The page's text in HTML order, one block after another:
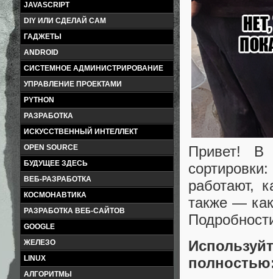
JAVASCRIPT
DIY ИЛИ СДЕЛАЙ САМ
ГАДЖЕТЫ
ANDROID
СИСТЕМНОЕ АДМИНИСТРИРОВАНИЕ
УПРАВЛЕНИЕ ПРОЕКТАМИ
PYTHON
РАЗРАБОТКА
ИСКУССТВЕННЫЙ ИНТЕЛЛЕКТ
OPEN SOURCE
БУДУЩЕЕ ЗДЕСЬ
ВЕБ-РАЗРАБОТКА
КОСМОНАВТИКА
РАЗРАБОТКА ВЕБ-САЙТОВ
GOOGLE
ЖЕЛЕЗО
LINUX
АЛГОРИТМЫ
Привет! В
работают,
также —